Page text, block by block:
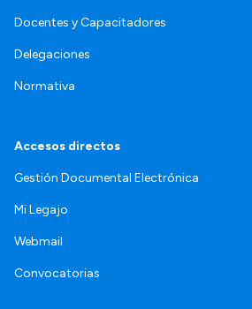
Docentes y Capacitadores
Delegaciones
Normativa
Accesos directos
Gestión Documental Electrónica
Mi Legajo
Webmail
Convocatorias